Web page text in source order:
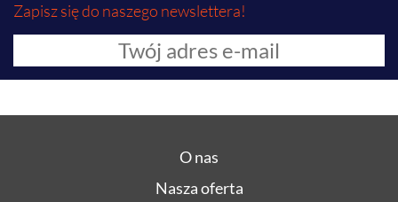
Zapisz się do naszego newslettera!
O nas
Nasza oferta